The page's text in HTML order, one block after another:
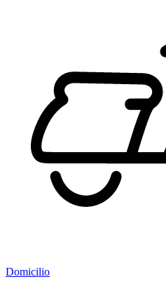
Domicilio